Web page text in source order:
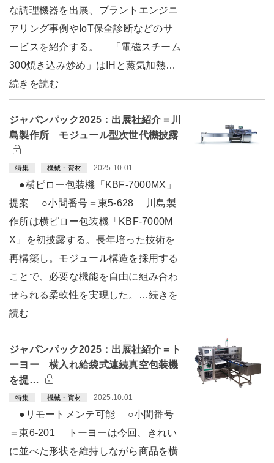
な調理機器を出展、プラントエンジニ
アリング事例やIoT保全診断などのサ
ービスを紹介する。 「電磁スチーム
300焼き込み炒め」はIHと蒸気加熱…
続きを読む
ジャパンパック2025：出展社紹介＝川
島製作所 モジュール型次世代機披露
特集 機械・資材 2025.10.01
●横ピロー包装機「KBF-7000MX」
提案 ○小間番号＝東5-628 川島製
作所は横ピロー包装機「KBF-7000M
X」を初披露する。長年培った技術を
再構築し。モジュール構造を採用する
ことで、必要な機能を自由に組み合わ
せられる柔軟性を実現した。…続きを
読む
ジャパンパック2025：出展社紹介＝ト
ーヨー 横入れ給袋式連続真空包装機
を提…
特集 機械・資材 2025.10.01
●リモートメンテ可能 ○小間番号
＝東6-201 トーヨーは今回、きれい
に並べた形状を維持しながら商品を横